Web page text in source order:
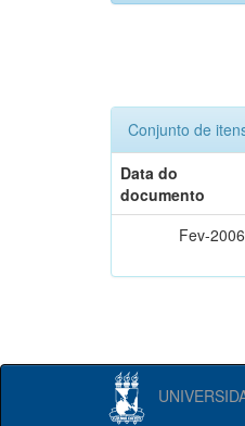
Conjunto de
Data do
documento
Fev-2006